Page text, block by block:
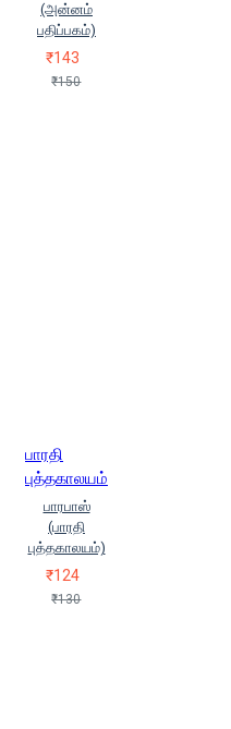
(அன்னம்
பதிப்பகம்)
₹143
₹150
பாரதி
புத்தகாலயம்
பாரபாஸ்
(பாரதி
புத்தகாலயம்)
₹124
₹130